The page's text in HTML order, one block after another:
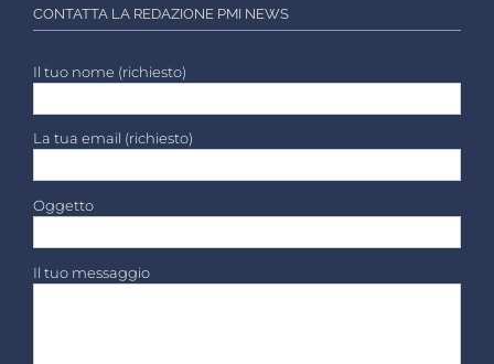
CONTATTA LA REDAZIONE PMI NEWS
Il tuo nome (richiesto)
La tua email (richiesto)
Oggetto
Il tuo messaggio